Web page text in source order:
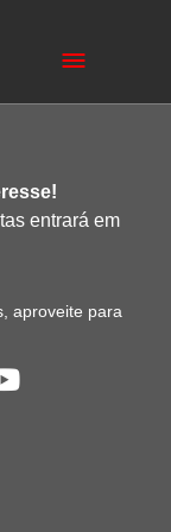
entrará em
aproveite para